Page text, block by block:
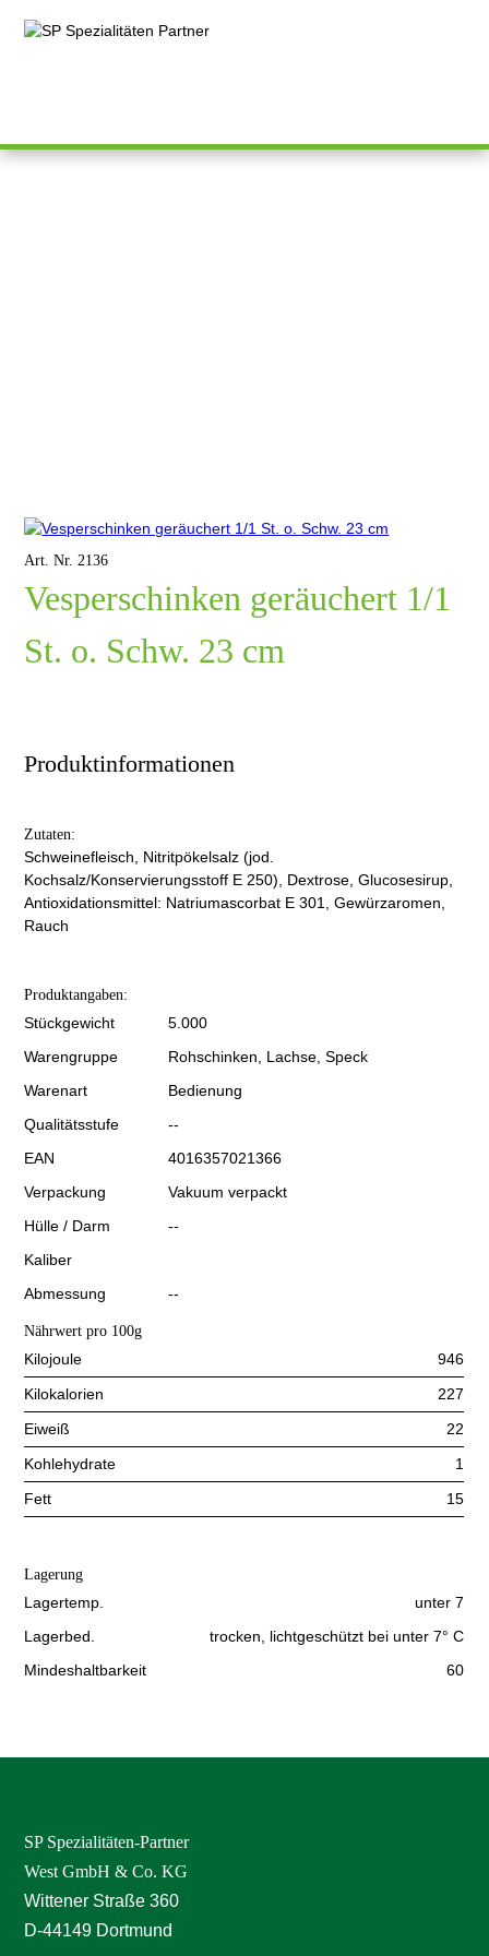
Art. Nr. 2136
Vesperschinken geräuchert 1/1
St. o. Schw. 23 cm
Produktinformationen
Zutaten:
Schweinefleisch, Nitritpökelsalz (jod.
Kochsalz/Konservierungsstoff E 250), Dextrose, Glucosesirup,
Antioxidationsmittel: Natriumascorbat E 301, Gewürzaromen,
Rauch
Produktangaben:
Stückgewicht
5.000
Warengruppe
Rohschinken, Lachse, Speck
Warenart
Bedienung
Qualitätsstufe
--
EAN
4016357021366
Verpackung
Vakuum verpackt
Hülle / Darm
--
Kaliber
Abmessung
--
Nährwert pro 100g
Kilojoule
946
Kilokalorien
227
Eiweiß
22
Kohlehydrate
1
Fett
15
Lagerung
Lagertemp.
unter 7
Lagerbed.
trocken, lichtgeschützt bei unter 7° C
Mindeshaltbarkeit
60
SP Spezialitäten-Partner
West GmbH & Co. KG
Wittener Straße 360
D-44149 Dortmund